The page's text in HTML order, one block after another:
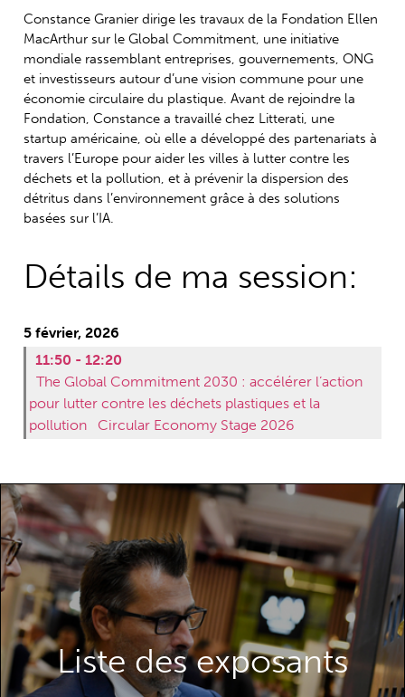
Constance Granier dirige les travaux de la Fondation Ellen
MacArthur sur le Global Commitment, une initiative
mondiale rassemblant entreprises, gouvernements, ONG
et investisseurs autour d’une vision commune pour une
économie circulaire du plastique. Avant de rejoindre la
Fondation, Constance a travaillé chez Litterati, une
startup américaine, où elle a développé des partenariats à
travers l’Europe pour aider les villes à lutter contre les
déchets et la pollution, et à prévenir la dispersion des
détritus dans l’environnement grâce à des solutions
basées sur l’IA.
Détails de ma session:
5 février, 2026
11:50 - 12:20
The Global Commitment 2030 : accélérer l’action
pour lutter contre les déchets plastiques et la
pollution
Circular Economy Stage 2026
Liste des exposants
Découvrez les exposants que vous pouvez
rencontrer à la Paris Packaging Week.